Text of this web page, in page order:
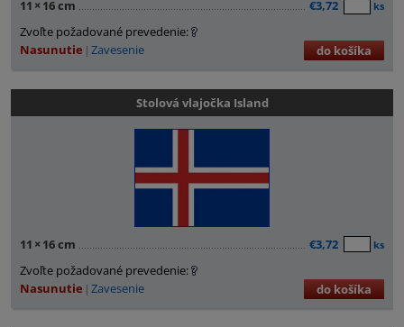
11 × 16 cm €3,72 ks
Zvoľte požadované prevedenie:
Nasunutie Zavesenie do košíka
Stolová vlajočka Island
11 × 16 cm €3,72 ks
Zvoľte požadované prevedenie:
Nasunutie Zavesenie do košíka